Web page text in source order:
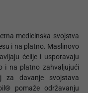
medicinska svojstva
i na platno. Maslinovo
ćelije i usporavaju
i na platno zahvaljujući
za davanje svojstava
pomaže održavanju